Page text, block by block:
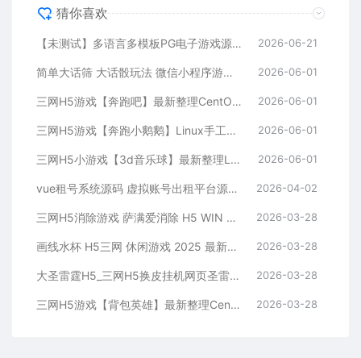
猜你喜欢
【未测试】多语言多模板PG电子游戏源码 2026-06-21
简单大话筛 大话骰玩法 微信小程序游戏源码 2026-06-01
三网H5游戏【奔跑吧】最新整理CentOS手工服务端+安卓 2026-06-01
三网H5游戏【奔跑小鹅鹅】Linux手工服务端+安卓 2026-06-01
三网H5小游戏【3d音乐球】最新整理Linux手工服务端+安卓 2026-06-01
vue租号系统源码 虚拟账号出租平台源码 租号玩平台源码 游戏账号出租系统 2026-04-02
三网H5消除游戏 萨满爱消除 H5 WIN 系服务端 + Linux 手工服务端 附赠完整源码 + 架设教程 2026-03-28
画线水杯 H5三网 休闲游戏 2025 最新整理 WIN+Linux 手工服务端 源码教程 2026-03-28
大圣雷霆H5_三网H5换皮挂机网页圣雷霆H5版本_VM镜像单机一键端+Linux学习手工端_通用视频教程_GM充值物品后台 2026-03-28
三网H5游戏【背包英雄】最新整理CentOS手工服务端+安卓+源码 2026-03-28